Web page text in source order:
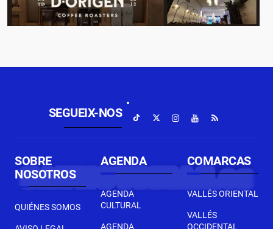
SEGUEIX-NOS
SOBRE
NOSOTROS
QUIÉNES SOMOS
AGENDA
AGENDA
CULTURAL
AGENDA
COMARCAS
VALLÉS ORIENTAL
VALLÉS
OCCIDENTAL